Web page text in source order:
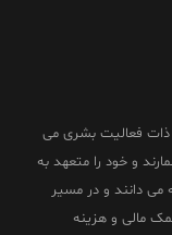
ذات فعالیت بشری می
و خود را متعهد به
می دانند و در مسیر
مالی و هزینه